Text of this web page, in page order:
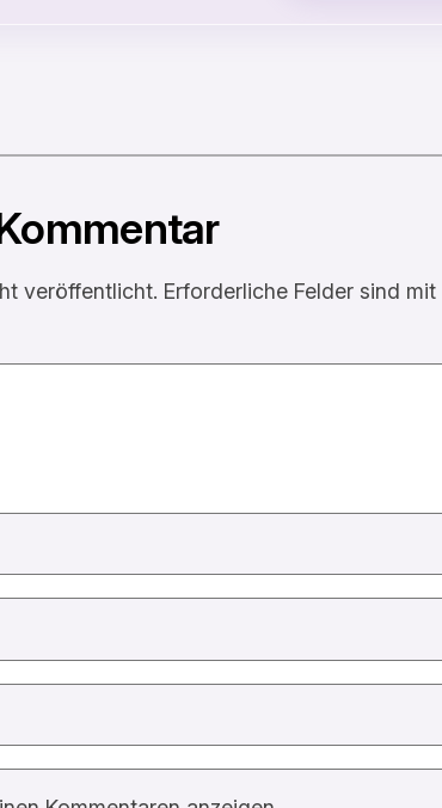
veröffentlicht. Erforderliche Felder sind mit